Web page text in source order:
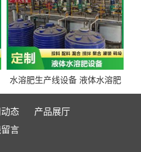
水溶肥生产线设备 液体水溶肥
生产线 桶装液体水溶肥生产线
设备
态
产品展厅
言